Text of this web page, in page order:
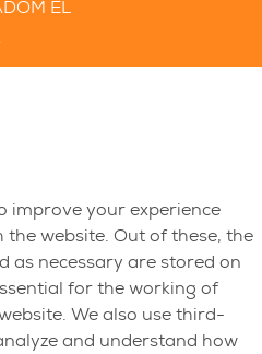
EL
improve your experience
website. Out of these, the
as necessary are stored on
for the working of
We also use third-
and understand how